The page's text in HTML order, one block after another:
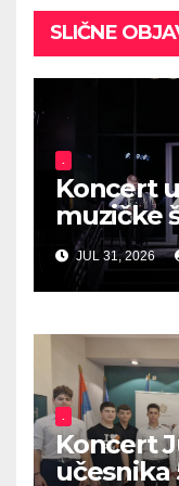
SLIČNE
Koncert
muzičke
scena“
JUL 31, 2026
Koncert
učesnika